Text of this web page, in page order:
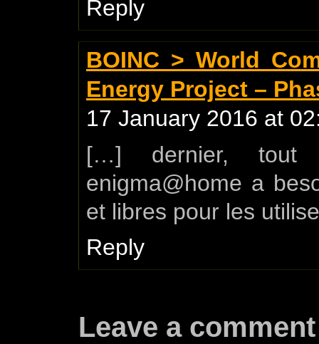
Reply
BOINC > World
Energy Project –
17 January 2016 at
[…] dernier, tout
enigma@home a
et libres pour les
Reply
Leave a comment